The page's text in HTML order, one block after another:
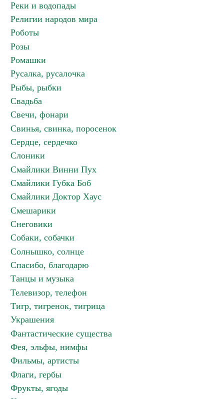
Реки и водопады
Религии народов мира
Роботы
Розы
Ромашки
Русалка, русалочка
Рыбы, рыбки
Свадьба
Свечи, фонари
Свинья, свинка, поросенок
Сердце, сердечко
Слоники
Смайлики Винни Пух
Смайлики Губка Боб
Смайлики Доктор Хаус
Смешарики
Снеговики
Собаки, собачки
Солнышко, солнце
Спасибо, благодарю
Танцы и музыка
Телевизор, телефон
Тигр, тигренок, тигрица
Украшения
Фантастические существа
Фея, эльфы, нимфы
Фильмы, артисты
Флаги, гербы
Фрукты, ягоды